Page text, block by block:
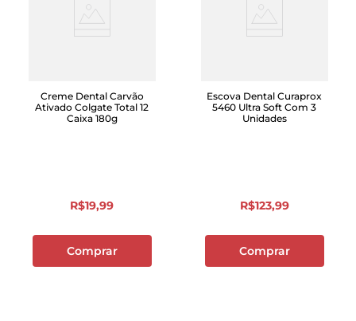
Creme Dental Carvão
Ativado Colgate Total 12
Caixa 180g
R$19,99
Comprar
Escova Dental Curaprox
5460 Ultra Soft Com 3
Unidades
R$123,99
Comprar